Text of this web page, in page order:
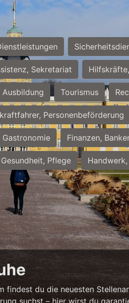
Sekretariat
Tourismus
Personenbeförderung
Gastronomie Finanzen,
Pflege
findest du die neuesten